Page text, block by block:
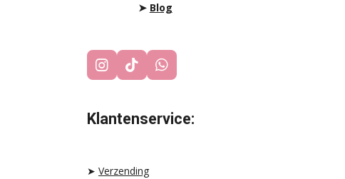
➤ Blog
I
N
A
A
T
I
O
W
H
S
Klantenservice:
➤ Verzending